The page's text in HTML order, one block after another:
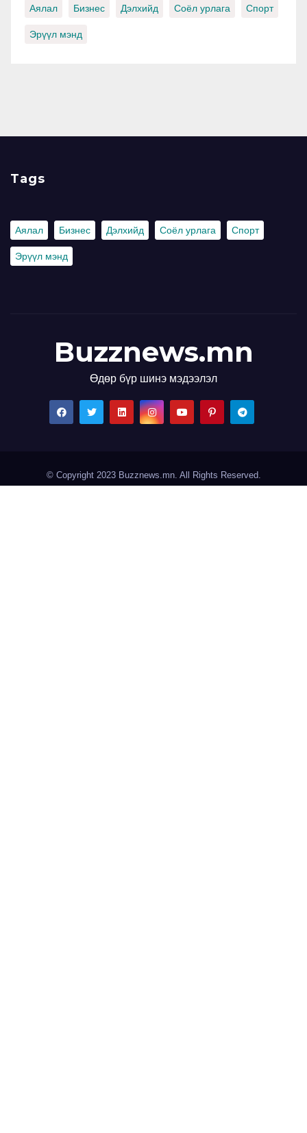
Аялал Бизнес Дэлхийд Соёл урлага Спорт
Эрүүл мэнд
Tags
Аялал Бизнес Дэлхийд Соёл урлага Спорт
Эрүүл мэнд
Buzznews.mn
Өдөр бүр шинэ мэдээлэл
© Copyright 2023 Buzznews.mn. All Rights Reserved.